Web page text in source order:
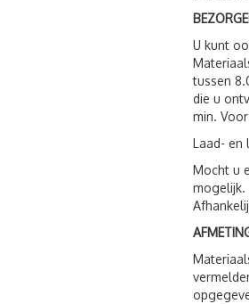
U kunt
tussen
die u
min.
Laad- en
Mocht u
mogelijk.